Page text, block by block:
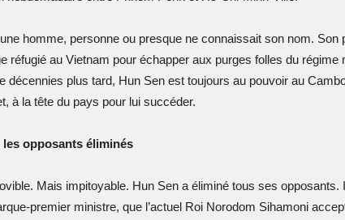
homme, personne ou presque ne connaissait son nom. Son
réfugié au Vietnam pour échapper aux purges folles du
décennies plus tard, Hun Sen est toujours au pouvoir au
à la tête du pays pour lui succéder.
les opposants éliminés
Mais impitoyable. Hun Sen a éliminé tous ses
premier ministre, que l’actuel Roi Norodom Sihamoni